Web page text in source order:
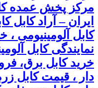
مرکز پخش عمده
ایران – آراد کابل
کابل آلومینیومی ،
نمایندگی کابل
خرید کابل برق،
دار ، قیمت کابل